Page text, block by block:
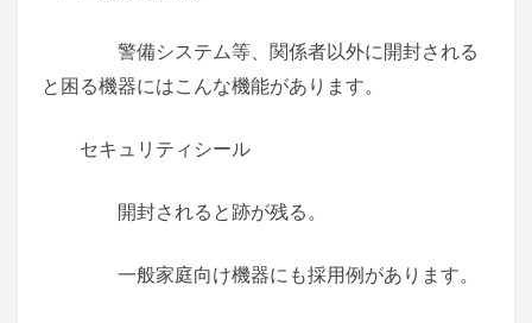
警備システム等、関係者以外に開封される
と困る機器にはこんな機能があります。
セキュリティシール
開封されると跡が残る。
一般家庭向け機器にも採用例があります。